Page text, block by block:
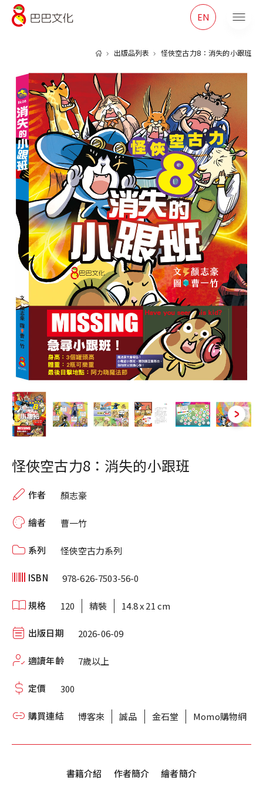
EN
出版品列表 怪俠空古力8：消失的小跟班
怪俠空古力8：消失的小跟班
作者 顏志豪
繪者 曹一竹
系列 怪俠空古力系列
ISBN 978-626-7503-56-0
規格 120 精裝 14.8 x 21 cm
出版日期 2026-06-09
適讀年齡 7歲以上
定價 300
購買連結 博客來 誠品 金石堂 Momo購物網
書籍介紹 作者簡介 繪者簡介